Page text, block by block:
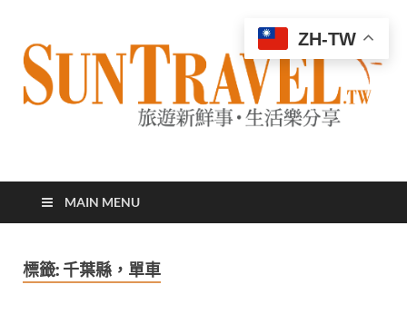
太陽網
MAIN MENU
標籤: 千葉縣，單車
ZH-TW